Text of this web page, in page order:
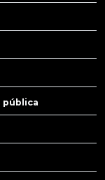
pública